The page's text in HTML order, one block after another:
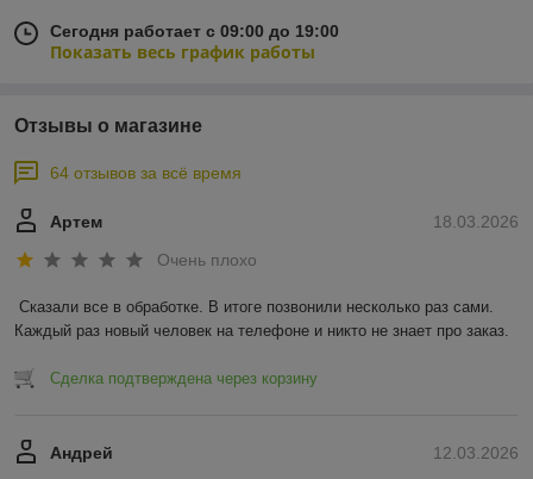
Сегодня работает с 09:00 до 19:00
Показать весь график работы
Отзывы о магазине
64 отзывов за всё время
18.03.2026
Артем
Очень плохо
Сказали все в обработке. В итоге позвонили несколько раз сами.
Каждый раз новый человек на телефоне и никто не знает про заказ.
Сделка подтверждена через корзину
12.03.2026
Андрей